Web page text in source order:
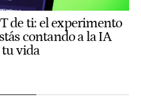
de ti: el experimento
contando a la IA
tu vida